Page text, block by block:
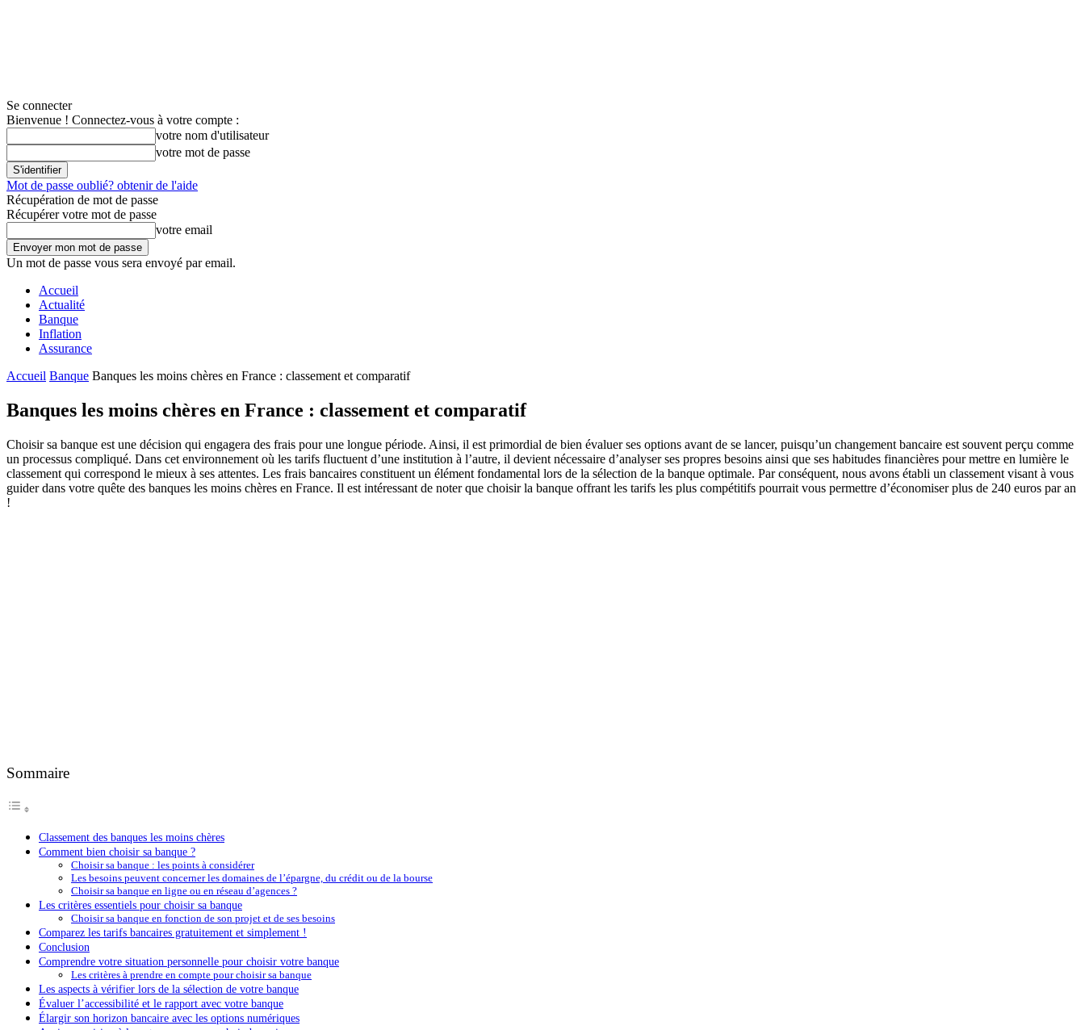
Se connecter
Bienvenue ! Connectez-vous à votre compte :
votre nom d'utilisateur
votre mot de passe
Mot de passe oublié? obtenir de l'aide
Récupération de mot de passe
Récupérer votre mot de passe
votre email
Un mot de passe vous sera envoyé par email.
Accueil
Actualité
Banque
Inflation
Assurance
Accueil Banque Banques les moins chères en France : classement et comparatif
Banques les moins chères en France : classement et comparatif
Choisir sa banque est une décision qui engagera des frais pour une longue période. Ainsi, il est primordial de bien évaluer ses options avant de se lancer, puisqu’un changement bancaire est souvent perçu comme
un processus compliqué. Dans cet environnement où les tarifs fluctuent d’une institution à l’autre, il devient nécessaire d’analyser ses propres besoins ainsi que ses habitudes financières pour mettre en lumière le
classement qui correspond le mieux à ses attentes. Les frais bancaires constituent un élément fondamental lors de la sélection de la banque optimale. Par conséquent, nous avons établi un classement visant à vous
guider dans votre quête des banques les moins chères en France. Il est intéressant de noter que choisir la banque offrant les tarifs les plus compétitifs pourrait vous permettre d’économiser plus de 240 euros par an
!
Sommaire
Classement des banques les moins chères
Comment bien choisir sa banque ?
Choisir sa banque : les points à considérer
Les besoins peuvent concerner les domaines de l’épargne, du crédit ou de la bourse
Choisir sa banque en ligne ou en réseau d’agences ?
Les critères essentiels pour choisir sa banque
Choisir sa banque en fonction de son projet et de ses besoins
Comparez les tarifs bancaires gratuitement et simplement !
Conclusion
Comprendre votre situation personnelle pour choisir votre banque
Les critères à prendre en compte pour choisir sa banque
Les aspects à vérifier lors de la sélection de votre banque
Évaluer l’accessibilité et le rapport avec votre banque
Élargir son horizon bancaire avec les options numériques